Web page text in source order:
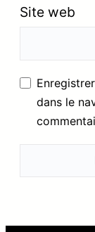
Site web
dans le